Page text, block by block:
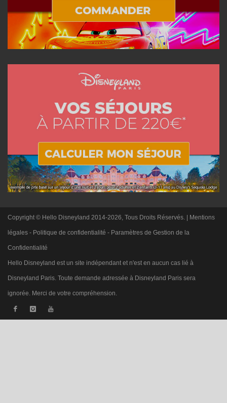
Copyright © Hello Disneyland 2014-2026, Tous Droits Réservés. | Mentions
légales - Politique de confidentialité - Paramètres de Gestion de la
Confidentialité
Hello Disneyland est un site indépendant et n'est en aucun cas lié à
Disneyland Paris. Toute demande adressée à Disneyland Paris sera
ignorée. Merci de votre compréhension.